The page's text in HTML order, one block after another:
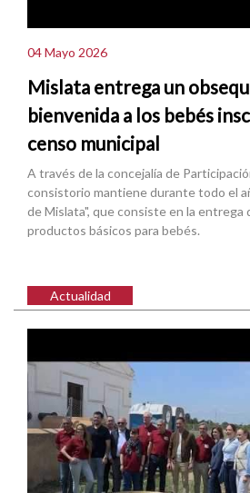
04 Mayo 2026
Mislata entrega un
bienvenida a los bebés
censo municipal
A través de la concejalía de
consistorio mantiene durante todo el
de Mislata", que consiste en la entrega
productos básicos para bebés.
Actualidad